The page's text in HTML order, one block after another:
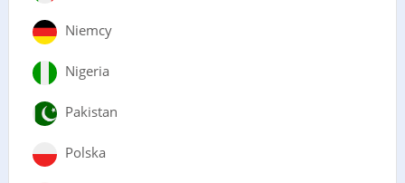
Niemcy
Nigeria
Pakistan
Polska